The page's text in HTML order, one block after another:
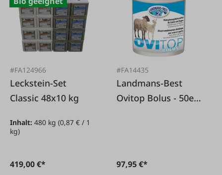
#FA124966
Leckstein-Set
Classic 48x10 kg
Inhalt: 480 kg (0,87 € / 1
kg)
419,00 €*
#FA14435
Landmans-Best
Ovitop Bolus - 50er
97,95 €*